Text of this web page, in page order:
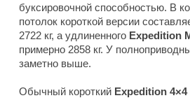
буксировочной способностью. В
потолок короткой версии
2722 кг, а удлиненного Expedition
примерно 2858 кг. У
заметно выше.
Обычный короткий Expedition 4×4